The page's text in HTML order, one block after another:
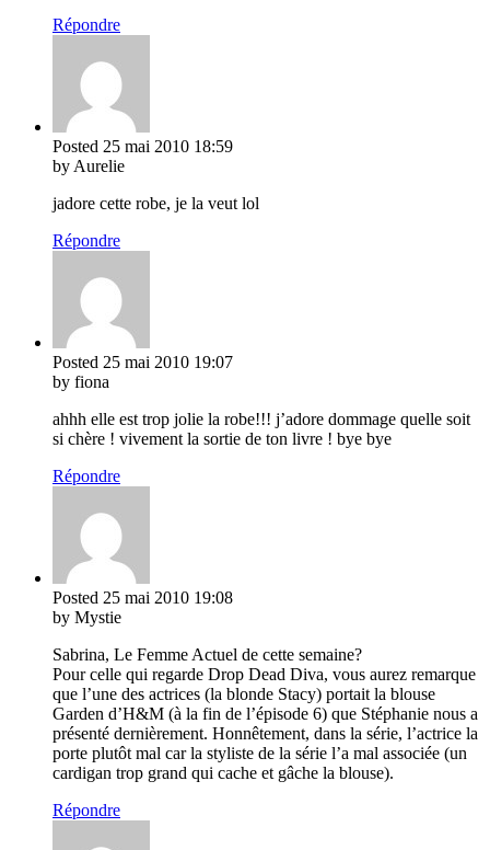
Répondre
Posted 25 mai 2010 18:59
by Aurelie
jadore cette robe, je la veut lol
Répondre
Posted 25 mai 2010 19:07
by fiona
ahhh elle est trop jolie la robe!!! j’adore dommage quelle soit
si chère ! vivement la sortie de ton livre ! bye bye
Répondre
Posted 25 mai 2010 19:08
by Mystie
Sabrina, Le Femme Actuel de cette semaine?
Pour celle qui regarde Drop Dead Diva, vous aurez remarque
que l’une des actrices (la blonde Stacy) portait la blouse
Garden d’H&M (à la fin de l’épisode 6) que Stéphanie nous a
présenté dernièrement. Honnêtement, dans la série, l’actrice la
porte plutôt mal car la styliste de la série l’a mal associée (un
cardigan trop grand qui cache et gâche la blouse).
Répondre